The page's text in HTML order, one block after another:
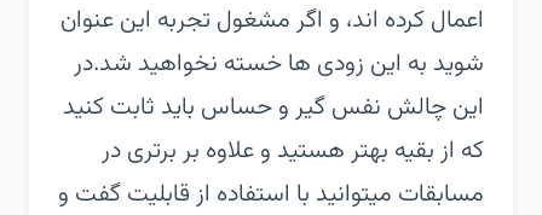
اعمال کرده اند، و اگر مشغول تجربه این عنوان
شوید به این زودی ها خسته نخواهید شد.در
این چالش نفس گیر و حساس باید ثابت کنید
که از بقیه بهتر هستید و علاوه بر برتری در
مسابقات میتوانید با استفاده از قابلیت گفت و